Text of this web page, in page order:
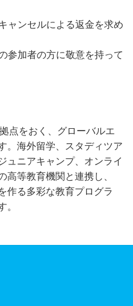
ャンセルによる返金を求め
参加者の方に敬意を持って
点をおく、グローバルエ
。海外留学、スタディツア
ュニアキャンプ、オンライ
高等教育機関と連携し、
作る多彩な教育プログラ
。